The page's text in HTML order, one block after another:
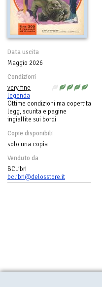
Data uscita
Maggio 2026
Condizioni
very fine
legenda
Ottime condizioni ma copertita
legg, scurita e pagine
ingiallite sui bordi
Copie disponibili
solo una copia
Venduto da
BCLibri
bclibri@delosstore.it